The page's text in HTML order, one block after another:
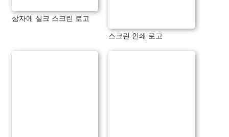
상자에 실크 스크린 로고
스크린 인쇄 로고